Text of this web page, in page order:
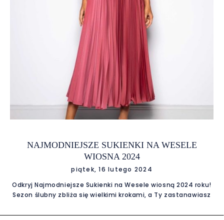
NAJMODNIEJSZE SUKIENKI NA WESELE
WIOSNA 2024
piątek, 16 lutego 2024
Odkryj Najmodniejsze Sukienki na Wesele wiosną 2024 roku!
Sezon ślubny zbliża się wielkimi krokami, a Ty zastanawiasz
obaw! Przygotowaliśmy dla Ciebie przegląd